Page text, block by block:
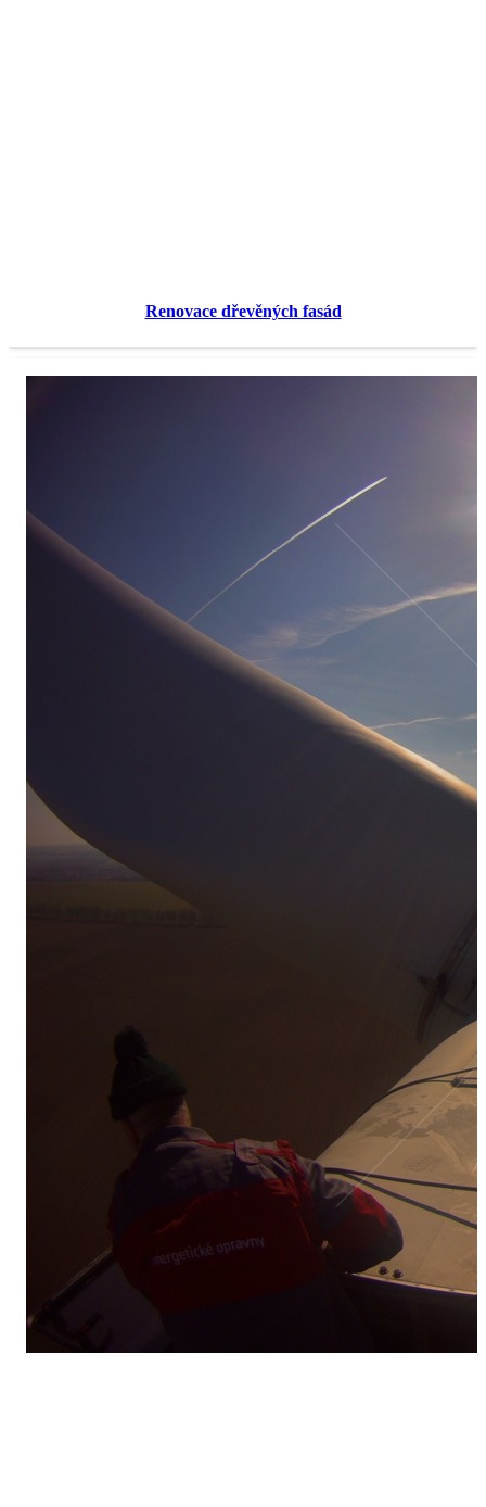
Renovace dřevěných fasád